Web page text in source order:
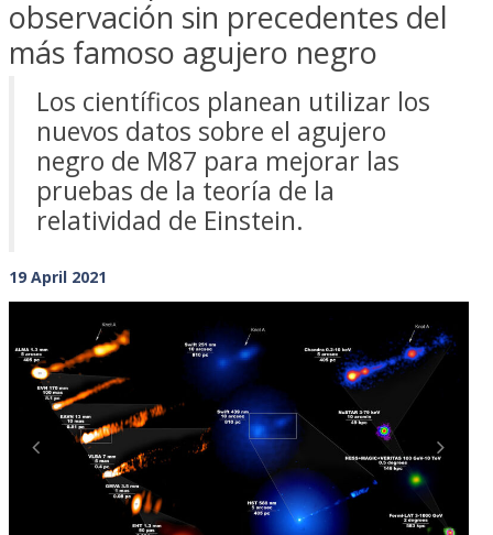
observación sin precedentes del
más famoso agujero negro
Los científicos planean utilizar los
nuevos datos sobre el agujero
negro de M87 para mejorar las
pruebas de la teoría de la
relatividad de Einstein.
19 April 2021